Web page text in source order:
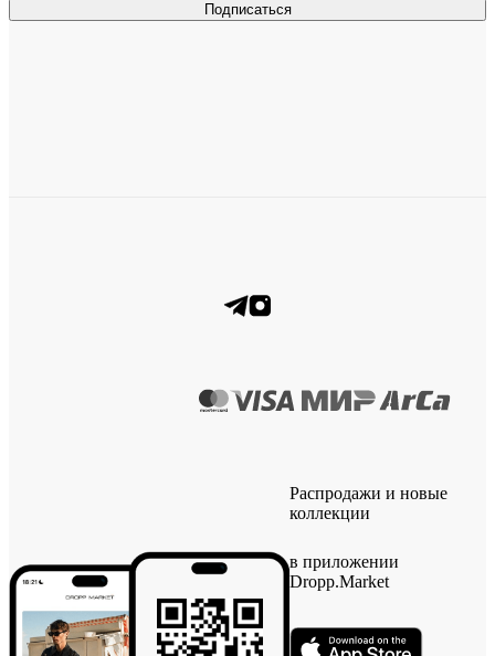
Подписаться
Распродажи и новые
коллекции
в приложении
Dropp.Market